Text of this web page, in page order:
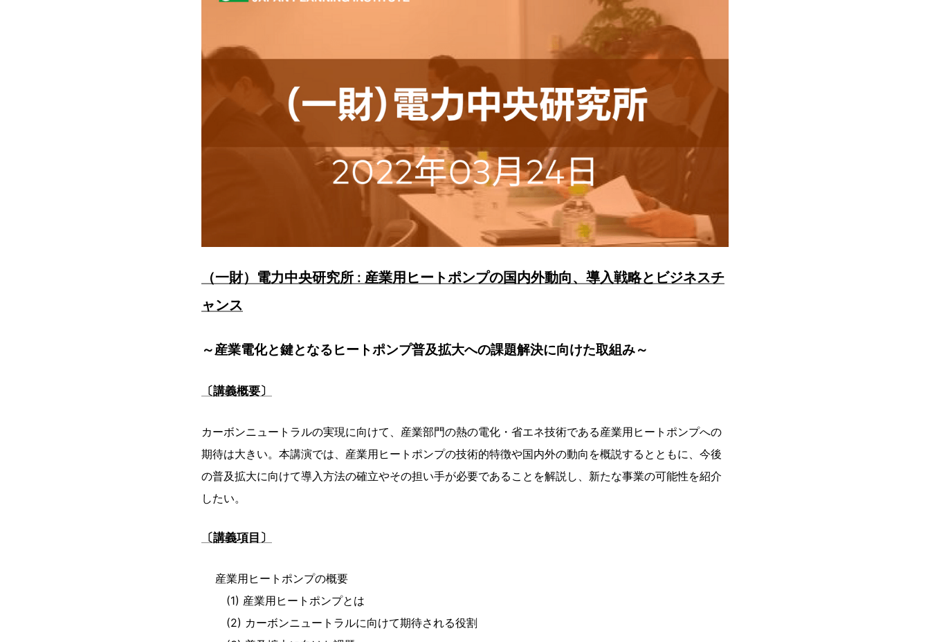
（一財）電力中央研究所 : 産業用ヒートポンプの国内外動向、導入戦略とビジネスチ
ャンス
～産業電化と鍵となるヒートポンプ普及拡大への課題解決に向けた取組み～
〔講義概要〕
カーボンニュートラルの実現に向けて、産業部門の熱の電化・省エネ技術である産業用ヒートポンプへの
期待は大きい。本講演では、産業用ヒートポンプの技術的特徴や国内外の動向を概説するとともに、今後
の普及拡大に向けて導入方法の確立やその担い手が必要であることを解説し、新たな事業の可能性を紹介
したい。
〔講義項目〕
産業用ヒートポンプの概要
(1) 産業用ヒートポンプとは
(2) カーボンニュートラルに向けて期待される役割